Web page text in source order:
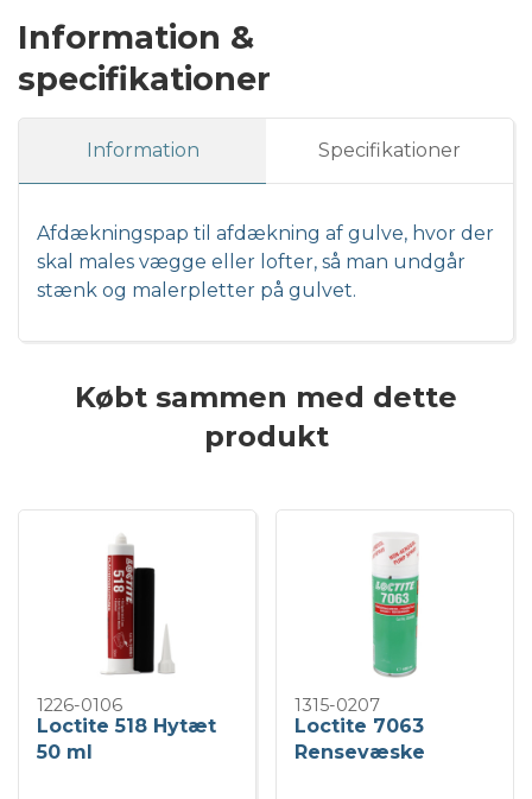
Information &
specifikationer
Information Specifikationer
Afdækningspap til afdækning af gulve, hvor der
skal males vægge eller lofter, så man undgår
stænk og malerpletter på gulvet.
Købt sammen med dette
produkt
1226-0106
Loctite 518 Hytæt
50 ml
1315-0207
Loctite 7063
Rensevæske